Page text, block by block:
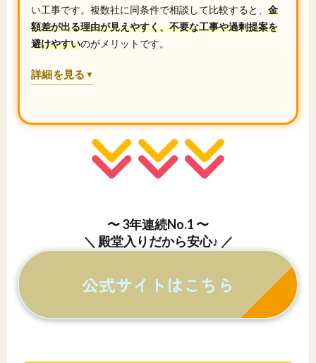
い工事です。複数社に同条件で相談して比較すると、 金
額差が出る理由が見えやすく、不要な工事や過剰提案を
避けやすいのがメリットです。
詳細を見る ▼
〜 3年連続No.1 〜
＼ 殿堂入りだから安心♪ ／
公式サイトはこちら